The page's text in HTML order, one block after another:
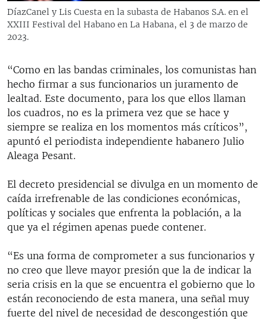
DíazCanel y Lis Cuesta en la subasta de Habanos S.A. en el
XXIII Festival del Habano en La Habana, el 3 de marzo de
2023.
“Como en las bandas criminales, los comunistas han
hecho firmar a sus funcionarios un juramento de
lealtad. Este documento, para los que ellos llaman
los cuadros, no es la primera vez que se hace y
siempre se realiza en los momentos más críticos”,
apuntó el periodista independiente habanero Julio
Aleaga Pesant.
El decreto presidencial se divulga en un momento de
caída irrefrenable de las condiciones económicas,
políticas y sociales que enfrenta la población, a la
que ya el régimen apenas puede contener.
“Es una forma de comprometer a sus funcionarios y
no creo que lleve mayor presión que la de indicar la
seria crisis en la que se encuentra el gobierno que lo
están reconociendo de esta manera, una señal muy
fuerte del nivel de necesidad de descongestión que